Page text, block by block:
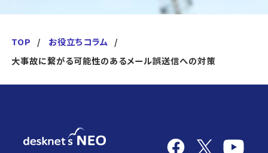
TOP
お役立ちコラム
大事故に繋がる可能性のあるメール誤送信への対策